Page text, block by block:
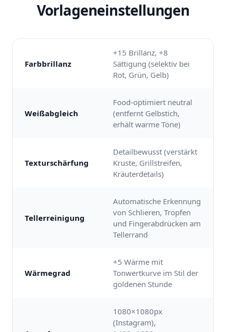
Vorlageneinstellungen
Farbbrillanz
+15 Brillanz, +8
Sättigung (selektiv bei
Rot, Grün, Gelb)
Weißabgleich
Food-optimiert neutral
(entfernt Gelbstich,
erhält warme Töne)
Texturschärfung
Detailbewusst (verstärkt
Kruste, Grillstreifen,
Kräuterdetails)
Tellerreinigung
Automatische Erkennung
von Schlieren, Tropfen
und Fingerabdrücken am
Tellerrand
Wärmegrad
+5 Wärme mit
Tonwertkurve im Stil der
goldenen Stunde
1080×1080px
(Instagram),